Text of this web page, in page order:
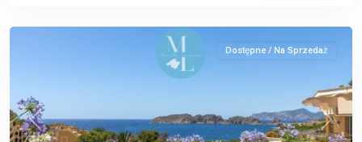
Poprzedni
Dostępne / Na Sprzedaż